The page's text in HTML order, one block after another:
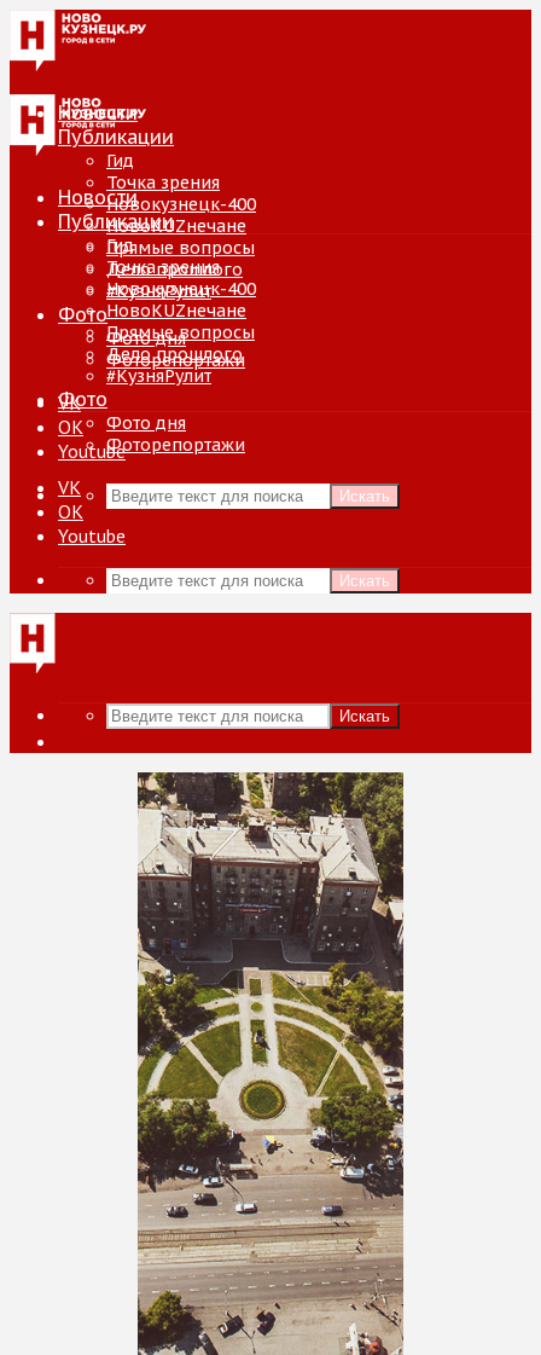
Новости
Публикации
Гид
Точка зрения
Новокузнецк-400
НовоKUZнечане
Прямые вопросы
Дело прошлого
#КузняРулит
Фото
Фото дня
Фоторепортажи
VK
ОК
Youtube
Искать
Новости
Публикации
Гид
Точка зрения
Новокузнецк-400
НовоKUZнечане
Прямые вопросы
Дело прошлого
#КузняРулит
Фото
Фото дня
Фоторепортажи
VK
ОК
Youtube
Искать
Искать